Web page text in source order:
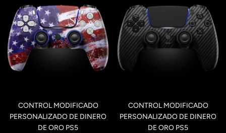
CONTROL MODIFICADO
PERSONALIZADO DE DINERO
DE ORO PS5
CONTROL MODIFICADO
PERSONALIZADO DE DINERO
DE ORO PS5